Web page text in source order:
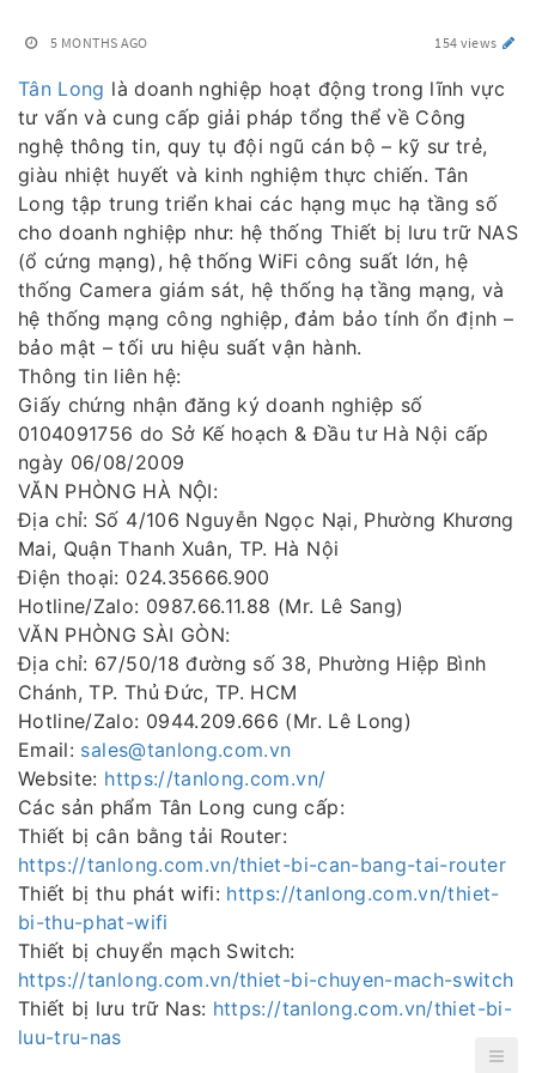
5 MONTHS AGO 154 views
Tân Long là doanh nghiệp hoạt động trong lĩnh vực
tư vấn và cung cấp giải pháp tổng thể về Công
nghệ thông tin, quy tụ đội ngũ cán bộ – kỹ sư trẻ,
giàu nhiệt huyết và kinh nghiệm thực chiến. Tân
Long tập trung triển khai các hạng mục hạ tầng số
cho doanh nghiệp như: hệ thống Thiết bị lưu trữ NAS
(ổ cứng mạng), hệ thống WiFi công suất lớn, hệ
thống Camera giám sát, hệ thống hạ tầng mạng, và
hệ thống mạng công nghiệp, đảm bảo tính ổn định –
bảo mật – tối ưu hiệu suất vận hành.
Thông tin liên hệ:
Giấy chứng nhận đăng ký doanh nghiệp số
0104091756 do Sở Kế hoạch & Đầu tư Hà Nội cấp
ngày 06/08/2009
VĂN PHÒNG HÀ NỘI:
Địa chỉ: Số 4/106 Nguyễn Ngọc Nại, Phường Khương
Mai, Quận Thanh Xuân, TP. Hà Nội
Điện thoại: 024.35666.900
Hotline/Zalo: 0987.66.11.88 (Mr. Lê Sang)
VĂN PHÒNG SÀI GÒN:
Địa chỉ: 67/50/18 đường số 38, Phường Hiệp Bình
Chánh, TP. Thủ Đức, TP. HCM
Hotline/Zalo: 0944.209.666 (Mr. Lê Long)
Email: sales@tanlong.com.vn
Website: https://tanlong.com.vn/
Các sản phẩm Tân Long cung cấp:
Thiết bị cân bằng tải Router:
https://tanlong.com.vn/thiet-bi-can-bang-tai-router
Thiết bị thu phát wifi: https://tanlong.com.vn/thiet-
bi-thu-phat-wifi
Thiết bị chuyển mạch Switch:
https://tanlong.com.vn/thiet-bi-chuyen-mach-switch
Thiết bị lưu trữ Nas: https://tanlong.com.vn/thiet-bi-
luu-tru-nas